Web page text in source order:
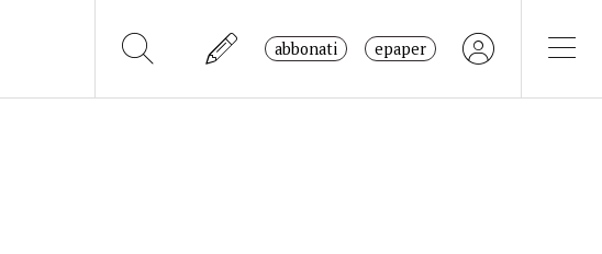
abbonati epaper